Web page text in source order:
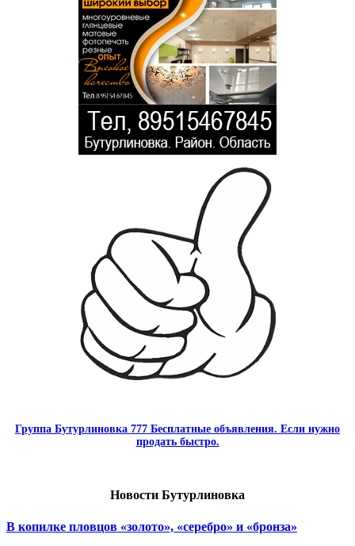
Группа Бутурлиновка 777 Бесплатные объявления. Если нужно
продать быстро.
Новости Бутурлиновка
В копилке пловцов «золото», «серебро» и «бронза»